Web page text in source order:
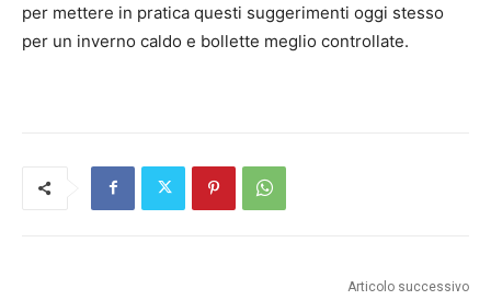
per mettere in pratica questi suggerimenti oggi stesso
per un inverno caldo e bollette meglio controllate.
Articolo successivo